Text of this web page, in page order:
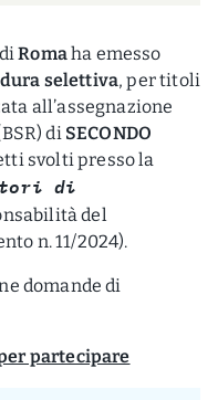
diRomaha emesso
selettiva, per titoli
all’assegnazione
di SECONDO
svolti presso la
di
del
n. 11/2024).
domande di
partecipare